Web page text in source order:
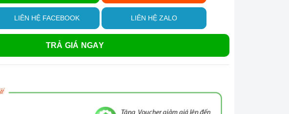
LIÊN HỆ FACEBOOK LIÊN HỆ ZALO
TRẢ GIÁ NGAY